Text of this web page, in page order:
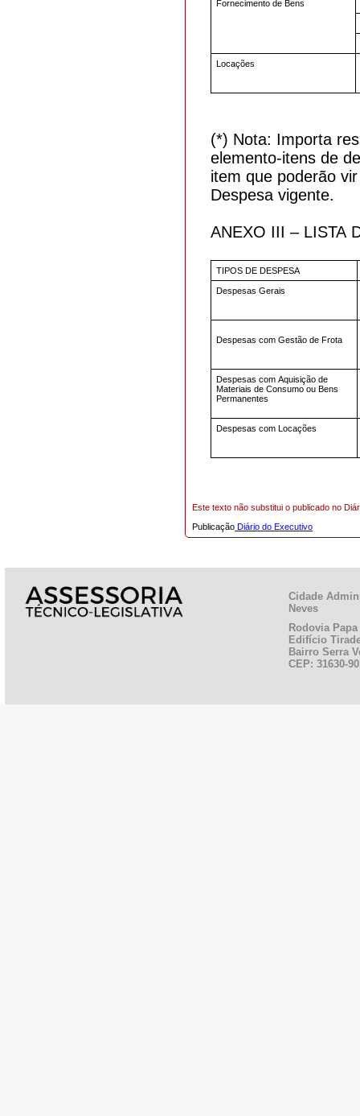
Fornecimento de Bens
Locações
(*) Nota: Importa
elemento-itens de
item que poderão
Despesa vigente.
ANEXO III – LISTA
TIPOS DE DESPESA
Despesas Gerais
Despesas com Gestão de Frota
Despesas com Aquisição de
Materiais de Consumo ou Bens
Permanentes
Despesas com Locações
Este texto não substitui o publicado no
Publicação Diário do Executivo
Cidade
Neves
Rodovia
Edifício
Bairro Serra
CEP: 31630-